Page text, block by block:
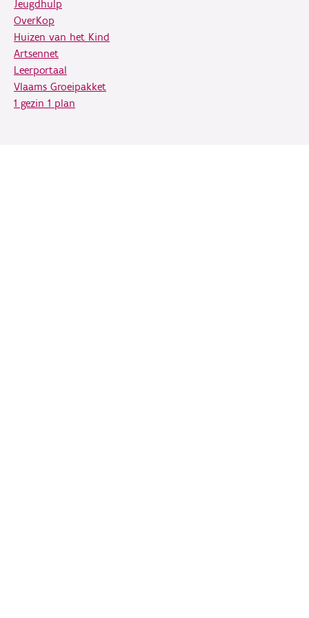
Jeugdhulp
OverKop
Huizen van het Kind
Artsennet
Leerportaal
Vlaams Groeipakket
1 gezin 1 plan